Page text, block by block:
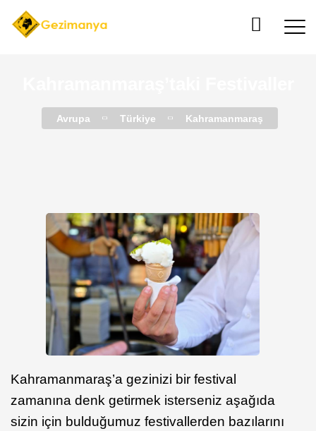
Avrupa Türkiye Kahramanmaraş
Kahramanmaraş’a gezinizi bir festival
zamanına denk getirmek isterseniz aşağıda
sizin için bulduğumuz festivallerden bazılarını